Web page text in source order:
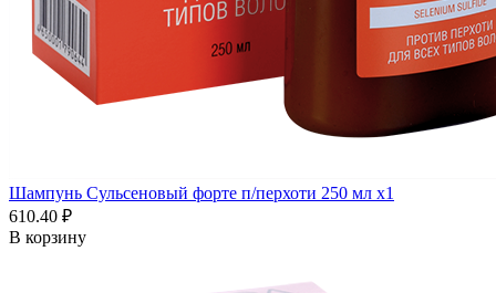
Шампунь Сульсеновый форте п/перхоти 250 мл x1
610.40 ₽
В корзину